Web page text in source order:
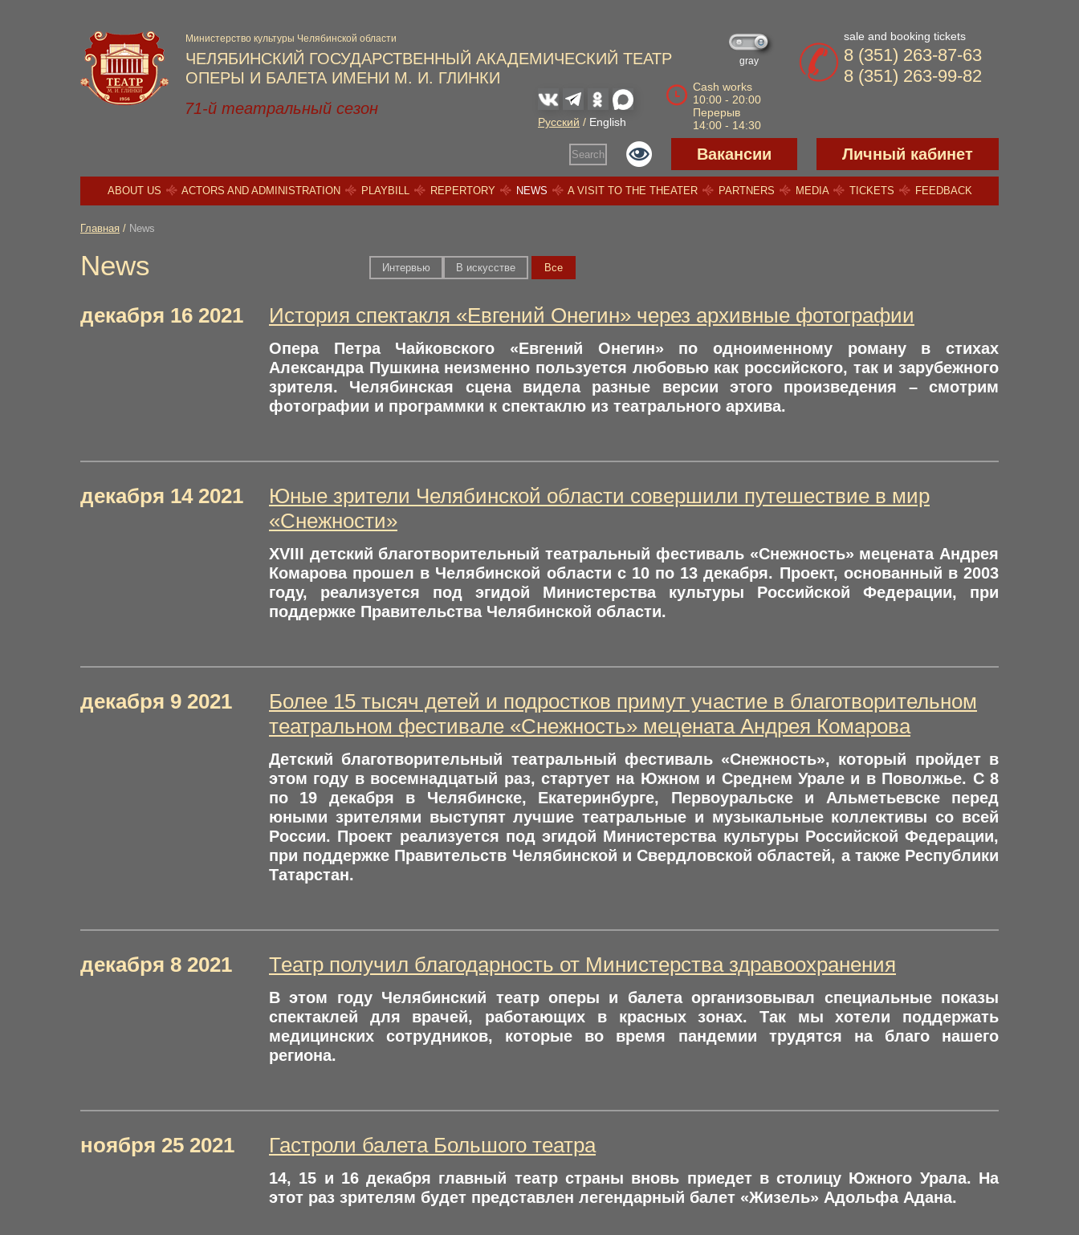
ЧЕЛЯБИНСКИЙ ГОСУДАРСТВЕННЫЙ АКАДЕМИЧЕСКИЙ ТЕАТР
ОПЕРЫ И БАЛЕТА ИМЕНИ М. И. ГЛИНКИ
Министерство культуры Челябинской области
gray
Cash works
10:00 - 20:00
Перерыв
14:00 - 14:30
Русский / English
sale and booking tickets
8 (351) 263-87-63
8 (351) 263-99-82
71-й театральный сезон
Search Вакансии Личный кабинет
ABOUT US ACTORS AND ADMINISTRATION PLAYBILL REPERTORY NEWS A VISIT TO THE THEATER PARTNERS MEDIA TICKETS FEEDBACK
Главная / News
News Интервью В искусстве Вce
декабря 16 2021 История спектакля «Евгений Онегин» через архивные фотографии
Опера Петра Чайковского «Евгений Онегин» по одноименному роману в стихах
Александра Пушкина неизменно пользуется любовью как российского, так и зарубежного
зрителя. Челябинская сцена видела разные версии этого произведения – смотрим
фотографии и программки к спектаклю из театрального архива.
декабря 14 2021
Юные зрители Челябинской области совершили путешествие в мир
«Снежности»
XVIII детский благотворительный театральный фестиваль «Снежность» мецената Андрея
Комарова прошел в Челябинской области с 10 по 13 декабря. Проект, основанный в 2003
году, реализуется под эгидой Министерства культуры Российской Федерации, при
поддержке Правительства Челябинской области.
декабря 9 2021
Более 15 тысяч детей и подростков примут участие в благотворительном
театральном фестивале «Снежность» мецената Андрея Комарова
Детский благотворительный театральный фестиваль «Снежность», который пройдет в
этом году в восемнадцатый раз, стартует на Южном и Среднем Урале и в Поволжье. С 8
по 19 декабря в Челябинске, Екатеринбурге, Первоуральске и Альметьевске перед
юными зрителями выступят лучшие театральные и музыкальные коллективы со всей
России. Проект реализуется под эгидой Министерства культуры Российской Федерации,
при поддержке Правительств Челябинской и Свердловской областей, а также Республики
Татарстан.
декабря 8 2021 Театр получил благодарность от Министерства здравоохранения
В этом году Челябинский театр оперы и балета организовывал специальные показы
спектаклей для врачей, работающих в красных зонах. Так мы хотели поддержать
медицинских сотрудников, которые во время пандемии трудятся на благо нашего
региона.
ноября 25 2021 Гастроли балета Большого театра
14, 15 и 16 декабря главный театр страны вновь приедет в столицу Южного Урала. На
этот раз зрителям будет представлен легендарный балет «Жизель» Адольфа Адана.